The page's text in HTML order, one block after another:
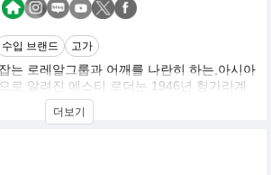
수입 브랜드 고가
는 로레알그룹과 어깨를 나란히 하는,아시아
로 알려진 에스티 로더는 1946년 헝가리계
미국 뉴욕에서 세운 기업. ‘우리가 만나는 모
과 서비스를 선사한다’는 경영 철학을 내세워
니크, 오리진스, 라메르, 달팡, 맥, 바비브라
드 뷰티, 글램글로우, 르라보 등 13개 브랜
더보기